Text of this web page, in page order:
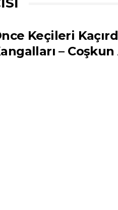
Keçileri
–